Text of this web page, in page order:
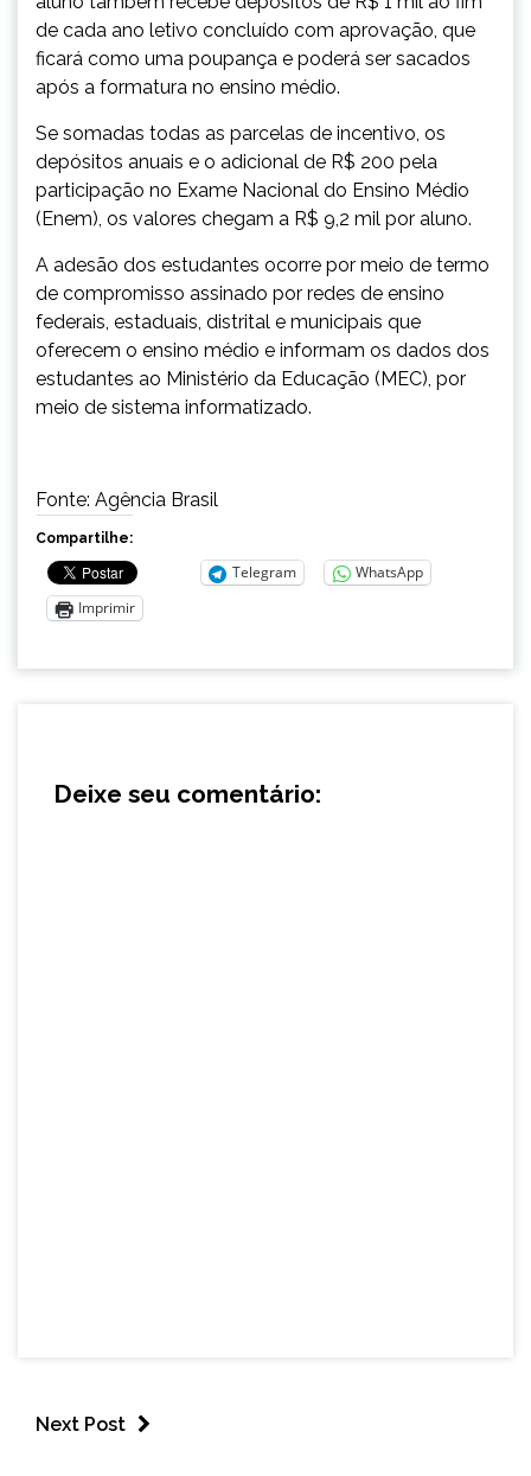
de cada ano letivo concluído com aprovação, que
ficará como uma poupança e poderá ser sacados
após a formatura no ensino médio.
Se somadas todas as parcelas de incentivo, os
depósitos anuais e o adicional de R$ 200 pela
participação no Exame Nacional do Ensino Médio
(Enem), os valores chegam a R$ 9,2 mil por aluno.
A adesão dos estudantes ocorre por meio de termo
de compromisso assinado por redes de ensino
federais, estaduais, distrital e municipais que
oferecem o ensino médio e informam os dados dos
estudantes ao Ministério da Educação (MEC), por
meio de sistema informatizado.
Fonte: Agência Brasil
Compartilhe:
Telegram
WhatsApp
Imprimir
Deixe seu comentário:
Next Post